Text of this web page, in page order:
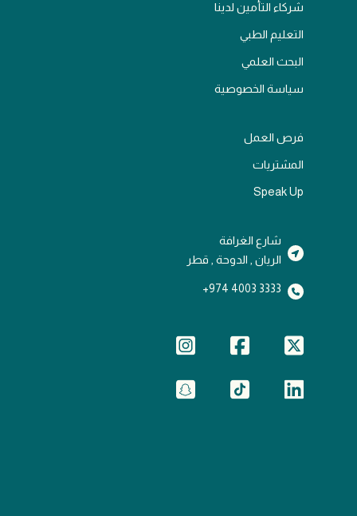
شركاء التأمين لدينا
التعليم الطبي
البحث العلمي
سياسة الخصوصية
فرص العمل
المشتريات
Speak Up
شارع الغرافة
الريان , الدوحة , قطر
3333 4003 974+